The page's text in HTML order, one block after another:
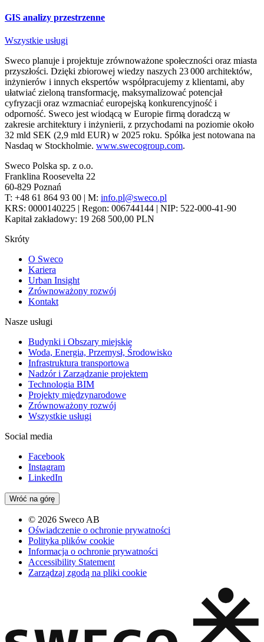
GIS analizy przestrzenne
Wszystkie usługi
Sweco planuje i projektuje zrównoważone społeczności oraz miasta
przyszłości. Dzięki zbiorowej wiedzy naszych 23 000 architektów,
inżynierów i innych ekspertów współpracujemy z klientami, aby
ułatwiać zieloną transformację, maksymalizować potencjał
cyfryzacji oraz wzmacniać europejską konkurencyjność i
odporność. Sweco jest wiodącą w Europie firmą doradczą w
zakresie architektury i inżynierii, z przychodami na poziomie około
32 mld SEK (2,9 mld EUR) w 2025 roku. Spółka jest notowana na
Nasdaq w Stockholmie. www.swecogroup.com.
Sweco Polska sp. z o.o.
Franklina Roosevelta 22
60-829 Poznań
T: +48 61 864 93 00 | M: info.pl@sweco.pl
KRS: 0000140225 | Regon: 006744144 | NIP: 522-000-41-90
Kapitał zakładowy: 19 268 500,00 PLN
Skróty
O Sweco
Kariera
Urban Insight
Zrównoważony rozwój
Kontakt
Nasze usługi
Budynki i Obszary miejskie
Woda, Energia, Przemysł, Środowisko
Infrastruktura transportowa
Nadzór i Zarządzanie projektem
Technologia BIM
Projekty międzynarodowe
Zrównoważony rozwój
Wszystkie usługi
Social media
Facebook
Instagram
LinkedIn
Wróć na górę
© 2026 Sweco AB
Oświadczenie o ochronie prywatności
Polityka plików cookie
Informacja o ochronie prywatności
Accessibility Statement
Zarządzaj zgodą na pliki cookie